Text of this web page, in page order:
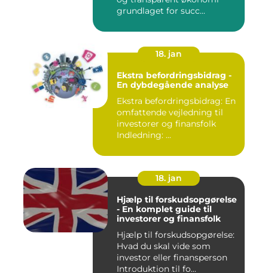
grundlaget for succ...
18. jan
Ekstra befordringsbidrag -
En dybdegående analyse
Ekstra befordringsbidrag: En
omfattende vejledning til
investorer og finansfolk
Indledning: ...
18. jan
Hjælp til forskudsopgørelse
- En komplet guide til
investorer og finansfolk
Hjælp til forskudsopgørelse:
Hvad du skal vide som
investor eller finansperson
Introduktion til fo...